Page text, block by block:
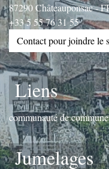
87290 Châteauponsac -
+33 5 55 76 31 55
Contact pour joindre le
Liens
communauté de
Jumelages